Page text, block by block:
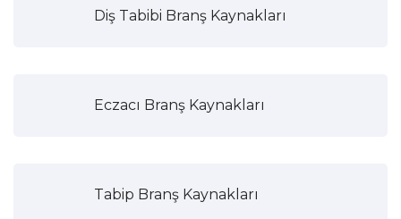
Diş Tabibi Branş Kaynakları
Eczacı Branş Kaynakları
Tabip Branş Kaynakları